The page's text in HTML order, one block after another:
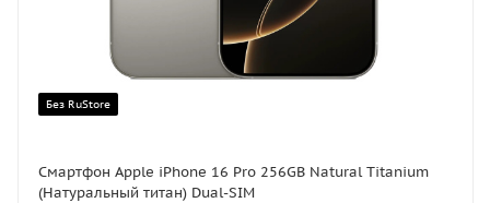
Без RuStore
Смартфон Apple iPhone 16 Pro 256GB Natural Titanium
(Натуральный титан) Dual-SIM